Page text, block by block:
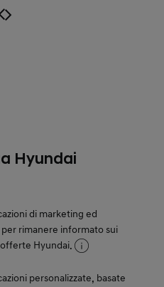
Hyundai
di marketing ed
rimanere informato sui
Hyundai.
personalizzate, basate